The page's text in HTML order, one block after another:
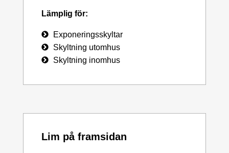
Lämplig för:
Exponeringsskyltar
Skyltning utomhus
Skyltning inomhus
Lim på framsidan